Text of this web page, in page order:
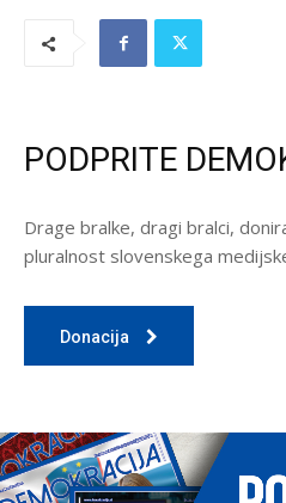
PODPRITE
Drage bralke, dragi bralci,
pluralnost slovenskega
Donacija